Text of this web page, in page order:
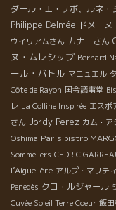
ダール・エ・リボ、ルネ・
Philippe Delmée ドメー
ウイリアムさん カナコさん
ヌ・ムレシップ Bernard
ール・バトル マニュエル
Côte de Rayon 国会議事堂
レ La Colline Inspirée エスポ
さん Jordy Perez カム・ア
Oshima Paris bistro
Sommeliers CEDRIC
l’Aiguelière アルプ・マリテ
Penedès クロ・ルジャール
Cuvée Soleil Terre Coeur 飯